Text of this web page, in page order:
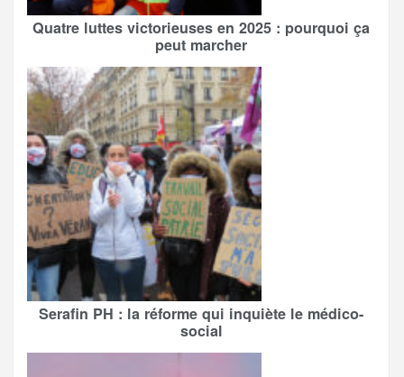
Quatre luttes victorieuses en 2025 : pourquoi ça
peut marcher
Serafin PH : la réforme qui inquiète le médico-
social